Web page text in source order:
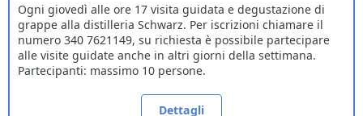
Ogni giovedì alle ore 17 visita guidata e degustazione di
grappe alla distilleria Schwarz. Per iscrizioni chiamare il
numero 340 7621149, su richiesta è possibile partecipare
alle visite guidate anche in altri giorni della settimana.
Partecipanti: massimo 10 persone.
Dettagli